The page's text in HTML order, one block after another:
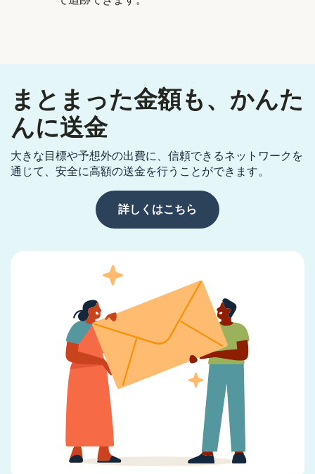
まとまった金額も、かんた
んに送金
大きな目標や予想外の出費に、信頼できるネットワークを
通じて、安全に高額の送金を行うことができます。
詳しくはこちら